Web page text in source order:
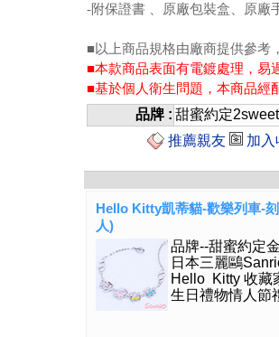
-附保證書 、原廠包裝盒、原廠
■以上商品規格由廠商提供參考
■本款商品表面有電鍍處理，易
■基於個人衛生問題，本商品經
品牌 : 甜蜜約定2sweet
推薦親友
加入
Hello Kitty凱蒂貓-歡樂列車-
人)
品牌--甜蜜約定
日本三麗鷗
Hello Kitty 收藏
生日禮物情人節